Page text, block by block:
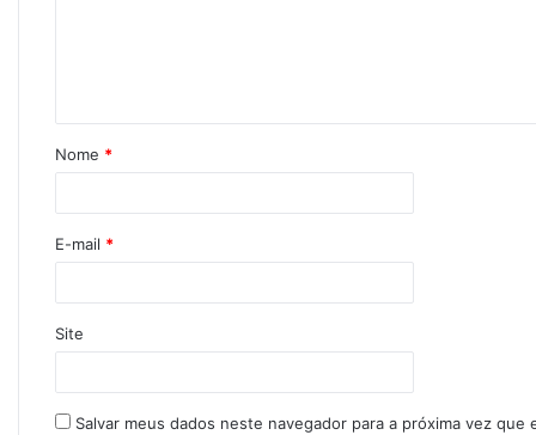
Nome *
E-mail *
Site
Salvar meus dados neste navegador para a próxima vez que